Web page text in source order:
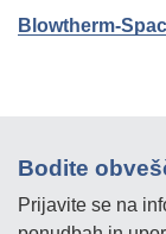
Blowtherm-
Bodite
Prijavite se na